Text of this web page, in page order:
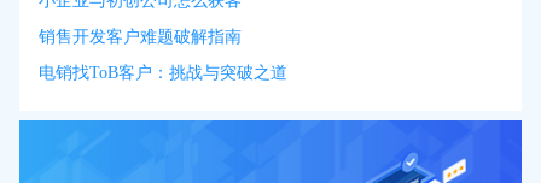
销售开发客户难题破解指南
电销找ToB客户：挑战与突破之道